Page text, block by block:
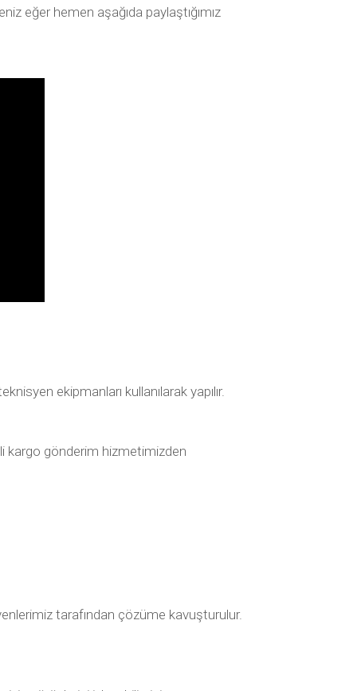
eğer hemen aşağıda paylaştığımız
ekipmanları kullanılarak yapılır.
kargo gönderim hizmetimizden
tarafından çözüme kavuşturulur.